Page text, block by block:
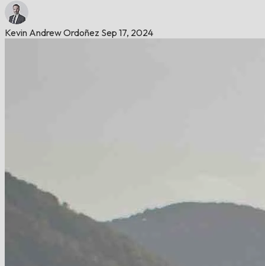
Kevin Andrew Ordoñez Sep 17, 2024